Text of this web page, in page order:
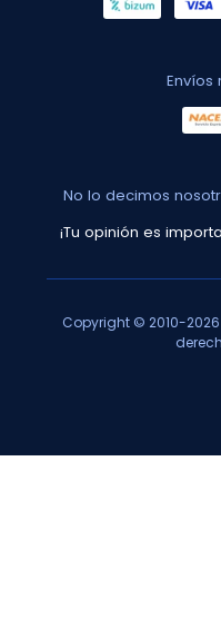
Envíos
No lo decimos
¡Tu opinión es
Copyright © 2010-